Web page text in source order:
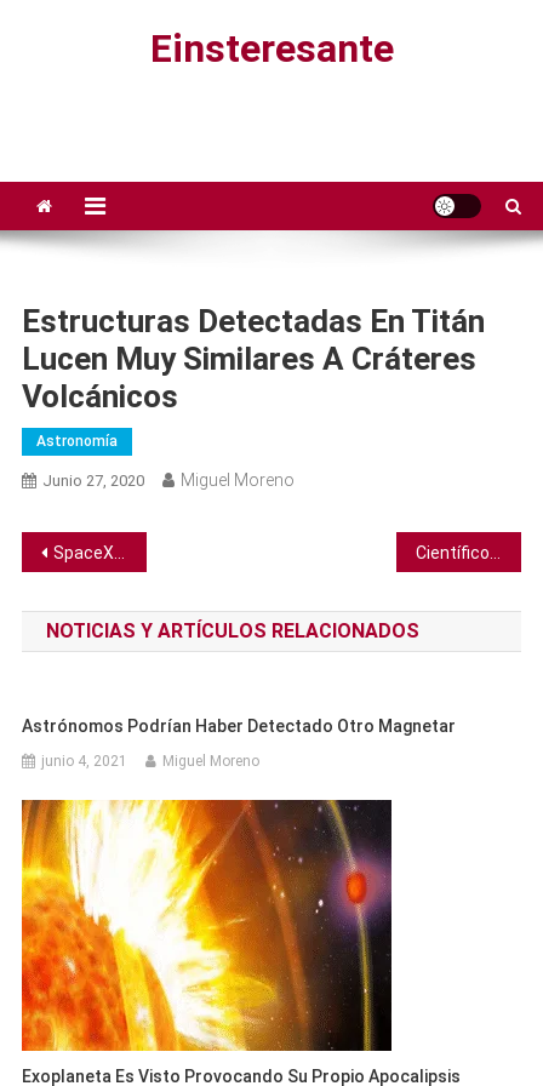
Einsteresante
Estructuras Detectadas En Titán
Lucen Muy Similares A Cráteres
Volcánicos
Astronomía
Junio 27, 2020 Miguel Moreno
Navegación
de
entradas
SpaceX aplaza lanzamiento de satélites para revisar sus cohetes
NOTICIAS Y ARTÍCULOS RELACIONADOS
Astrónomos Podrían Haber Detectado Otro Magnetar
junio 4, 2021 Miguel Moreno
Exoplaneta Es Visto Provocando Su Propio Apocalipsis